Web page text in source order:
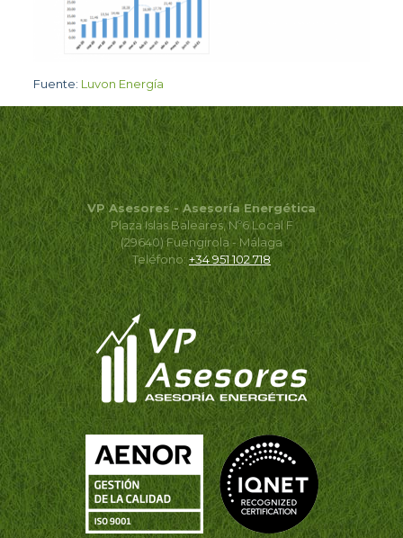
Fuente: Luvon Energía
VP Asesores - Asesoría Energética
Plaza Islas Baleares, Nº6 Local F
(29640) Fuengirola - Málaga
Teléfono:+34 951 102 718